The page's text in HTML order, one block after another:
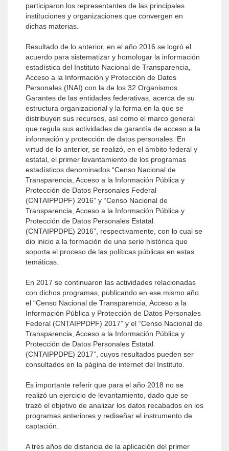
participaron los representantes de las principales
instituciones y organizaciones que convergen en
dichas materias.
Resultado de lo anterior, en el año 2016 se logró el
acuerdo para sistematizar y homologar la información
estadística del Instituto Nacional de Transparencia,
Acceso a la Información y Protección de Datos
Personales (INAI) con la de los 32 Organismos
Garantes de las entidades federativas, acerca de su
estructura organizacional y la forma en la que se
distribuyen sus recursos, así como el marco general
que regula sus actividades de garantía de acceso a la
información y protección de datos personales. En
virtud de lo anterior, se realizó, en el ámbito federal y
estatal, el primer levantamiento de los programas
estadísticos denominados “Censo Nacional de
Transparencia, Acceso a la Información Pública y
Protección de Datos Personales Federal
(CNTAIPPDPF) 2016” y “Censo Nacional de
Transparencia, Acceso a la Información Pública y
Protección de Datos Personales Estatal
(CNTAIPPDPE) 2016”, respectivamente, con lo cual se
dio inicio a la formación de una serie histórica que
soporta el proceso de las políticas públicas en estas
temáticas.
En 2017 se continuaron las actividades relacionadas
con dichos programas, publicando en ese mismo año
el “Censo Nacional de Transparencia, Acceso a la
Información Pública y Protección de Datos Personales
Federal (CNTAIPPDPF) 2017” y el “Censo Nacional de
Transparencia, Acceso a la Información Pública y
Protección de Datos Personales Estatal
(CNTAIPPDPE) 2017”, cuyos resultados pueden ser
consultados en la página de internet del Instituto.
Es importante referir que para el año 2018 no se
realizó un ejercicio de levantamiento, dado que se
trazó el objetivo de analizar los datos recabados en los
programas anteriores y rediseñar el instrumento de
captación.
A tres años de distancia de la aplicación del primer